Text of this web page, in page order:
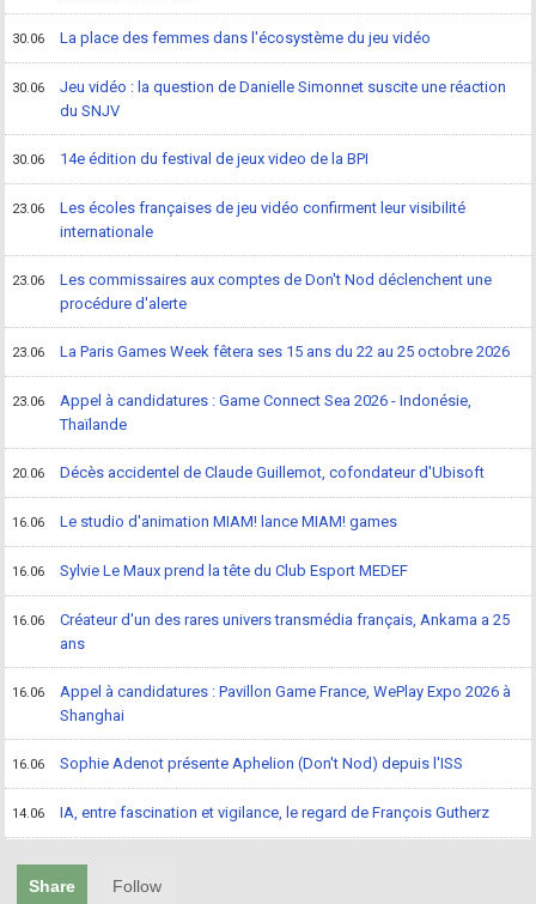
30.06 La place des femmes dans l'écosystème du jeu vidéo
30.06
Jeu vidéo : la question de Danielle Simonnet suscite une réaction
du SNJV
30.06 14e édition du festival de jeux video de la BPI
23.06
Les écoles françaises de jeu vidéo confirment leur visibilité
internationale
23.06
Les commissaires aux comptes de Don't Nod déclenchent une
procédure d'alerte
23.06 La Paris Games Week fêtera ses 15 ans du 22 au 25 octobre 2026
23.06
Appel à candidatures : Game Connect Sea 2026 - Indonésie,
Thaïlande
20.06 Décès accidentel de Claude Guillemot, cofondateur d'Ubisoft
16.06 Le studio d'animation MIAM! lance MIAM! games
16.06 Sylvie Le Maux prend la tête du Club Esport MEDEF
16.06
Créateur d'un des rares univers transmédia français, Ankama a 25
ans
16.06
Appel à candidatures : Pavillon Game France, WePlay Expo 2026 à
Shanghai
16.06 Sophie Adenot présente Aphelion (Don't Nod) depuis l'ISS
14.06 IA, entre fascination et vigilance, le regard de François Gutherz
Share Follow